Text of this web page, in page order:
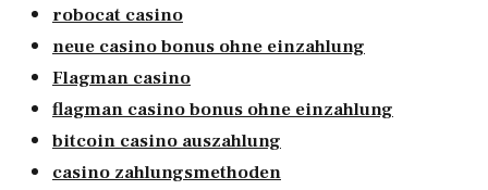
robocat casino
neue casino bonus ohne einzahlung
Flagman casino
flagman casino bonus ohne einzahlung
bitcoin casino auszahlung
casino zahlungsmethoden